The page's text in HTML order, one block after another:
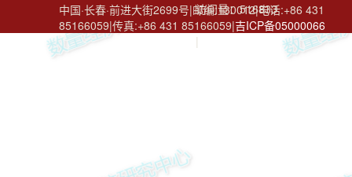
中国·长春·前进大街2699号|邮编:130012|电话:+86 431
85166059|传真:+86 431 85166059|吉ICP备05000066
|
访问量：516833